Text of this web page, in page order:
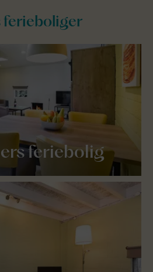
ferieboliger
feriebolig